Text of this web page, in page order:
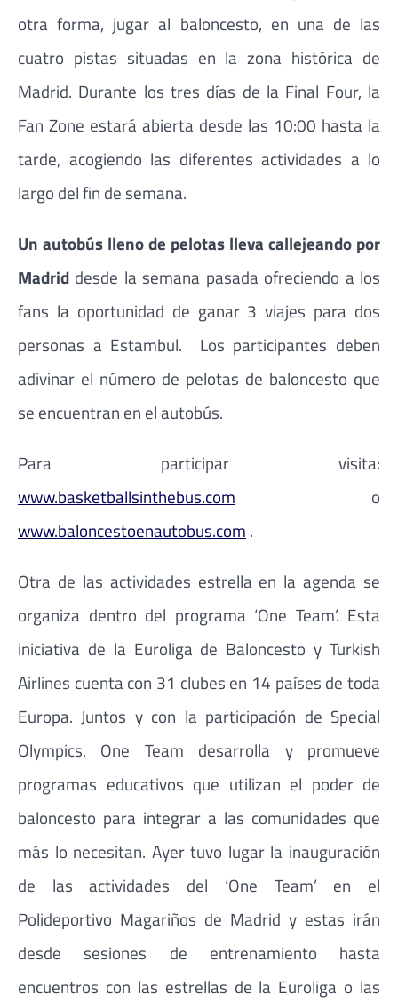
otra forma, jugar al baloncesto, en una de las
cuatro pistas situadas en la zona histórica de
Madrid. Durante los tres días de la Final Four, la
Fan Zone estará abierta desde las 10:00 hasta la
tarde, acogiendo las diferentes actividades a lo
largo del fin de semana.
Un autobús lleno de pelotas lleva callejeando por
Madrid desde la semana pasada ofreciendo a los
fans la oportunidad de ganar 3 viajes para dos
personas a Estambul. Los participantes deben
adivinar el número de pelotas de baloncesto que
se encuentran en el autobús.
Para participar visita:
www.basketballsinthebus.com o
www.baloncestoenautobus.com .
Otra de las actividades estrella en la agenda se
organiza dentro del programa ‘One Team’. Esta
iniciativa de la Euroliga de Baloncesto y Turkish
Airlines cuenta con 31 clubes en 14 países de toda
Europa. Juntos y con la participación de Special
Olympics, One Team desarrolla y promueve
programas educativos que utilizan el poder de
baloncesto para integrar a las comunidades que
más lo necesitan. Ayer tuvo lugar la inauguración
de las actividades del ‘One Team’ en el
Polideportivo Magariños de Madrid y estas irán
desde sesiones de entrenamiento hasta
encuentros con las estrellas de la Euroliga o las